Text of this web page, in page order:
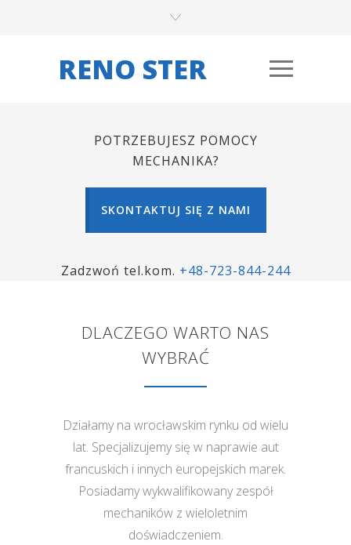
RENO STER
POTRZEBUJESZ POMOCY
MECHANIKA?
SKONTAKTUJ SIĘ Z NAMI
Zadzwoń tel.kom. +48-723-844-244
DLACZEGO WARTO NAS
WYBRAĆ
Działamy na wrocławskim rynku od wielu
lat. Specjalizujemy się w naprawie aut
francuskich i innych europejskich marek.
Posiadamy wykwalifikowany zespół
mechaników z wieloletnim
doświadczeniem.